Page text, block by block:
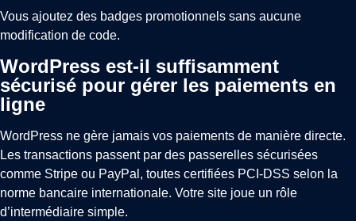
Vous ajoutez des badges promotionnels sans aucune
modification de code.
WordPress est-il suffisamment
sécurisé pour gérer les paiements en
ligne
WordPress ne gère jamais vos paiements de manière directe.
Les transactions passent par des passerelles sécurisées
comme Stripe ou PayPal, toutes certifiées PCI-DSS selon la
norme bancaire internationale. Votre site joue un rôle
d’intermédiaire simple.